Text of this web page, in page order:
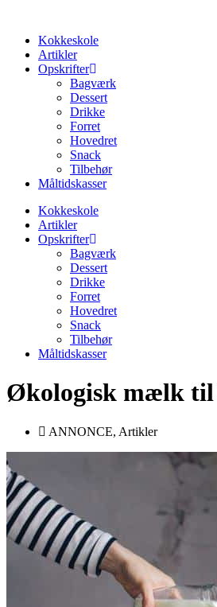
indholdKokkeskole
Artikler
Opskrifter
Bagværk
Dessert
Drikke
Forret
Hovedret
Snack
Tilbehør
Måltidskasser
Kokkeskole
Artikler
Opskrifter
Bagværk
Dessert
Drikke
Forret
Hovedret
Snack
Tilbehør
Måltidskasser
Økologisk mælk til
ANNONCE, Artikler